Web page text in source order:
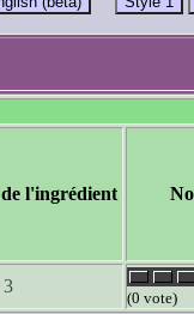
l'ingrédient
3
(0 vote)